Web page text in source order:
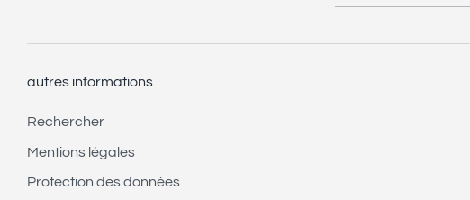
autres informations
Rechercher
Mentions légales
Protection des données